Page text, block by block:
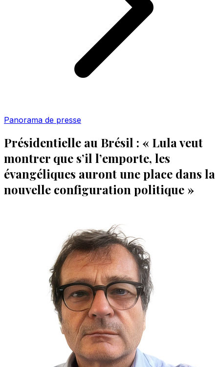
Panorama de presse
Présidentielle au Brésil : « Lula veut
montrer que s’il l’emporte, les
évangéliques auront une place dans la
nouvelle configuration politique »